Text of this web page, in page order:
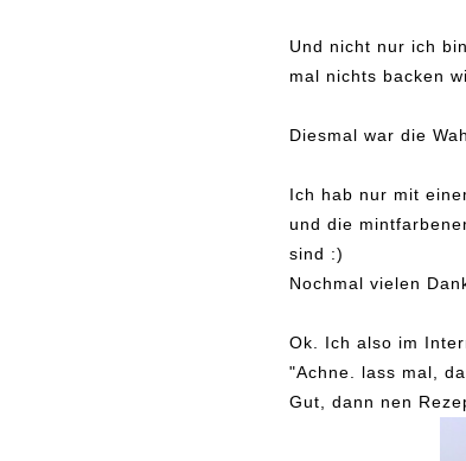
Und nicht nur ich
mal nichts backen
Diesmal war die
Ich hab nur mit
und die
sind :)
Nochmal vielen
Ok. Ich also im
"Achne. lass mal,
Gut, dann nen